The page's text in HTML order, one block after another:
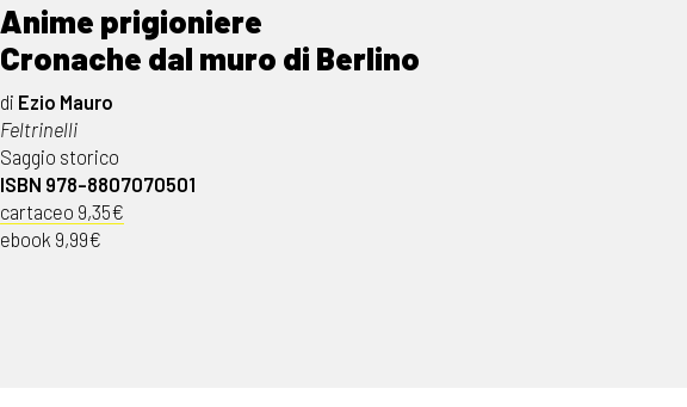
Anime prigioniere
Cronache dal muro di Berlino
di Ezio Mauro
Feltrinelli
Saggio storico
ISBN 978-8807070501
cartaceo 9,35€
ebook 9,99€